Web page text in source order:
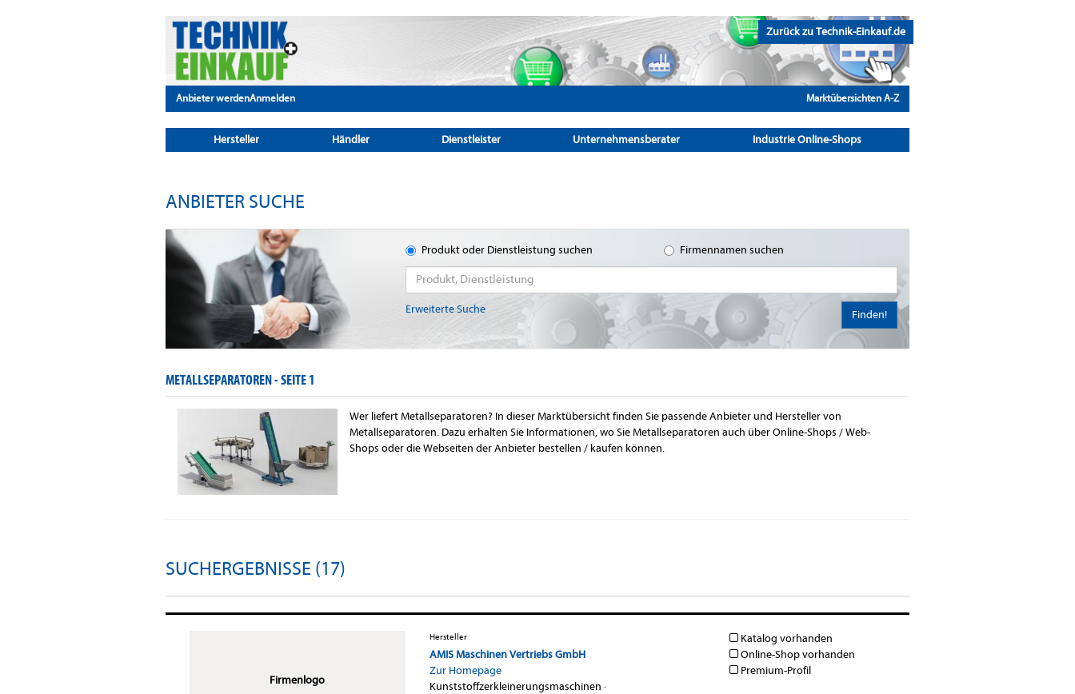
Zurück zu Technik-Einkauf.de
Anbieter werdenAnmelden Marktübersichten A-Z
Hersteller Händler Dienstleister Unternehmensberater Industrie Online-Shops
ANBIETER SUCHE
Produkt oder Dienstleistung suchen Firmennamen suchen
Erweiterte Suche Finden!
METALLSEPARATOREN -SEITE 1
Wer liefert Metallseparatoren? In dieser Marktübersicht finden Sie passende Anbieter und Hersteller von
Metallseparatoren. Dazu erhalten Sie Informationen, wo Sie Metallseparatoren auch über Online-Shops / Web-
Shops oder die Webseiten der Anbieter bestellen / kaufen können.
SUCHERGEBNISSE (17)
Firmenlogo
Hersteller
AMIS Maschinen Vertriebs GmbH
Zur Homepage
Kunststoffzerkleinerungsmaschinen ·
Katalog vorhanden
Online-Shop vorhanden
Premium-Profil